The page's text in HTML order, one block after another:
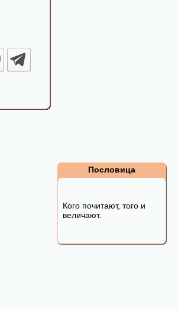
Пословица
Кого почитают, того и
величают.